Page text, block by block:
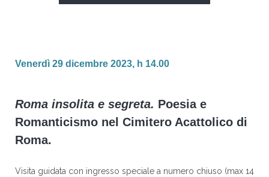
Venerdì 29 dicembre 2023, h 14.00
Roma insolita e segreta. Poesia e
Romanticismo nel Cimitero Acattolico di
Roma.
Visita guidata con ingresso speciale a numero chiuso (max 14